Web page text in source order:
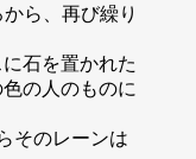
ら、再び繰り
石を置かれた
の人のものに
そのレーンは